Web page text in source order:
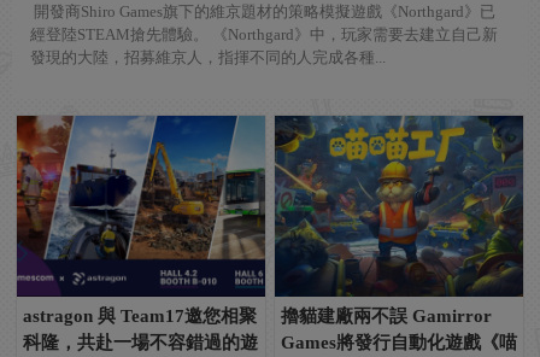
開發商Shiro Games旗下的維京題材的策略模擬遊戲《Northgard》已
經登陸STEAM搶先體驗。 《Northgard》中，玩家需要去建立自己新
發現的大陸，招募維京人，指揮不同的人完成各種...
astragon 與 Team17邀您相聚
科隆，共赴一場不容錯過的遊
擼貓建廠兩不誤 Gamirror
Games將發行自動化遊戲《喵